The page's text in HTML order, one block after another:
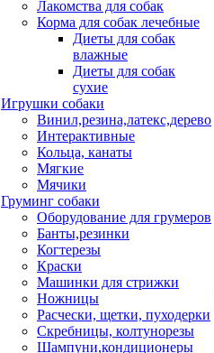
Лакомства для собак
Корма для собак лечебные
Диеты для собак
влажные
Диеты для собак
сухие
Игрушки собаки
Винил,резина,латекс,дерево
Интерактивные
Кольца, канаты
Мягкие
Мячики
Груминг собаки
Оборудование для грумеров
Банты,резинки
Когтерезы
Краски
Машинки для стрижки
Ножницы
Расчески, щетки, пуходерки
Скребницы, колтунорезы
Шампуни,кондиционеры